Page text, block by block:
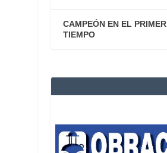
CAMPEÓN EN EL PRIMER
TIEMPO